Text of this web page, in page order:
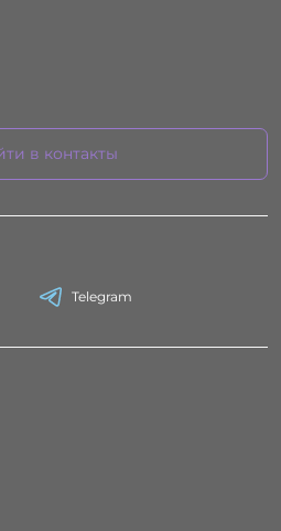
в контакты
Telegram